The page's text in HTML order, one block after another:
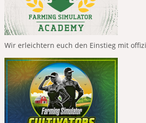
Wir erleichtern euch den Einstieg mit